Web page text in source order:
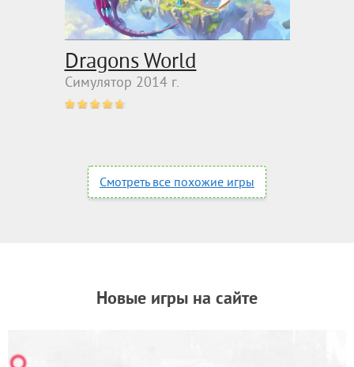
Dragons World
Симулятор 2014 г.
Смотреть все похожие игры
Новые игры на сайте